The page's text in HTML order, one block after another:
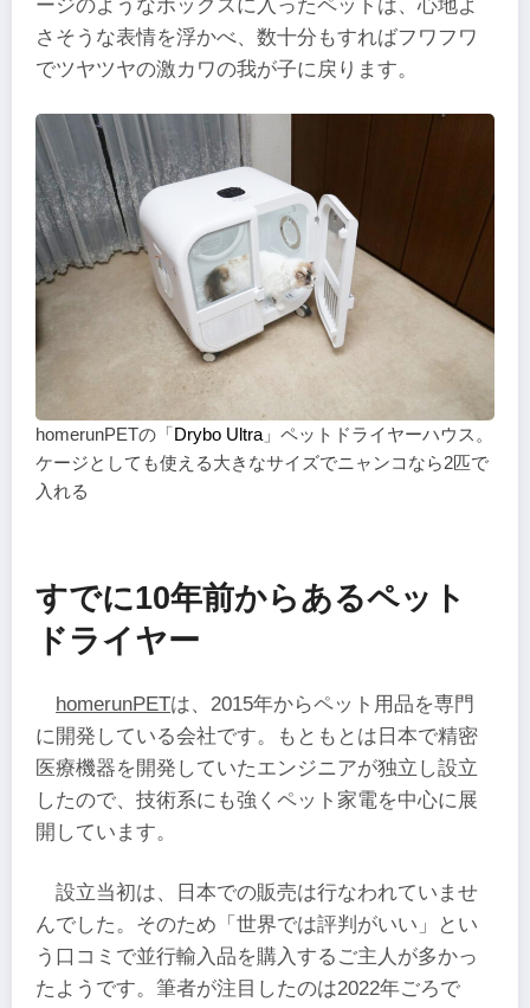
ージのようなボックスに入ったペットは、心地よ
さそうな表情を浮かべ、数十分もすればフワフワ
でツヤツヤの激カワの我が子に戻ります。
homerunPETの「Drybo Ultra 」ペットドライヤーハウス。
ケージとしても使える大きなサイズでニャンコなら2匹で
入れる
すでに10年前からあるペット
ドライヤー
homerunPETは、2015年からペット用品を専門
に開発している会社です。もともとは日本で精密
医療機器を開発していたエンジニアが独立し設立
したので、技術系にも強くペット家電を中心に展
開しています。
設立当初は、日本での販売は行なわれていませ
んでした。そのため「世界では評判がいい」とい
う口コミで並行輸入品を購入するご主人が多かっ
たようです。筆者が注目したのは2022年ごろで